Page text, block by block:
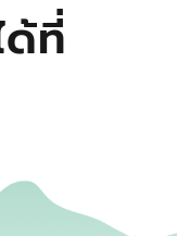
ที่